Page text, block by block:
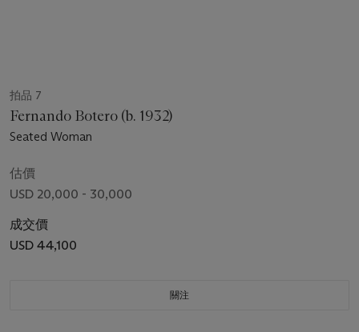
拍品 7
Fernando Botero (b. 1932)
Seated Woman
估價
USD 20,000 - 30,000
成交價
USD 44,100
關注